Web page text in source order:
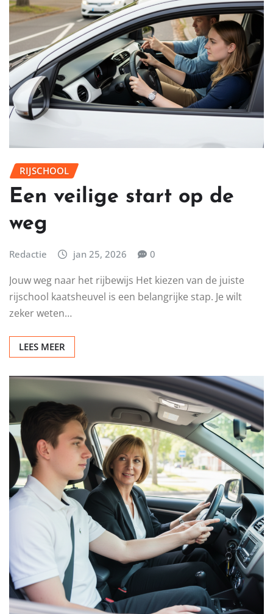
RIJSCHOOL
Een veilige start op de
weg
Redactie jan 25, 2026 0
Jouw weg naar het rijbewijs Het kiezen van de juiste
rijschool kaatsheuvel is een belangrijke stap. Je wilt
zeker weten…
LEES MEER